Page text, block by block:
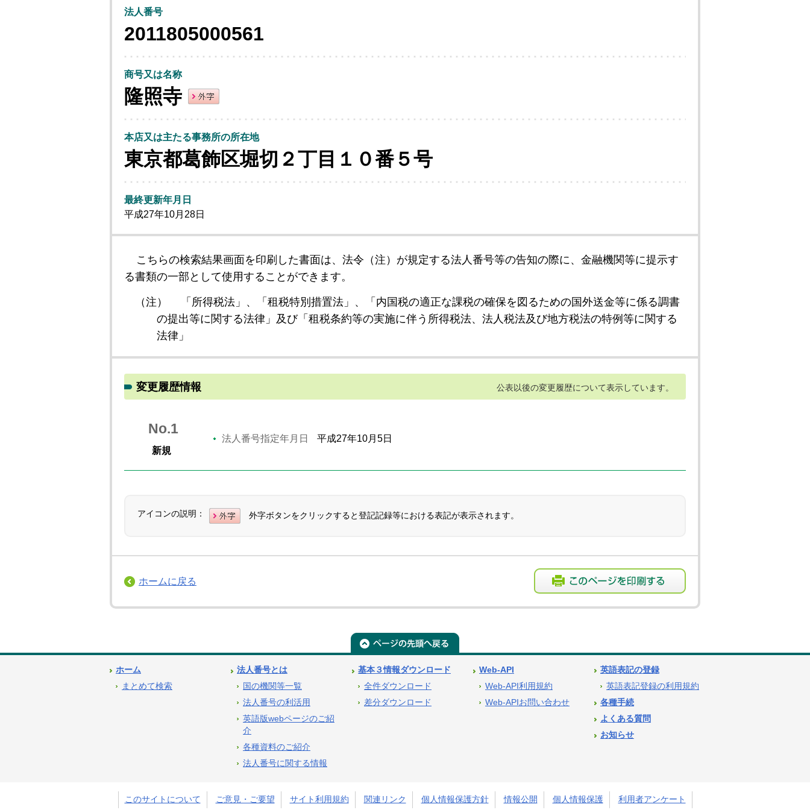
法人番号
2011805000561
商号又は名称
隆照寺
本店又は主たる事務所の所在地
東京都葛飾区堀切２丁目１０番５号
最終更新年月日
平成27年10月28日
こちらの検索結果画面を印刷した書面は、法令（注）が規定する法人番号等の告知の際に、金融機関等に提示す
る書類の一部として使用することができます。
（注）
「所得税法」、「租税特別措置法」、「内国税の適正な課税の確保を図るための国外送金等に係る調書
の提出等に関する法律」及び「租税条約等の実施に伴う所得税法、法人税法及び地方税法の特例等に関する
法律」
変更履歴情報 公表以後の変更履歴について表示しています。
No.1
新規
法人番号指定年月日 平成27年10月5日
アイコンの説明： 外字ボタンをクリックすると登記記録等における表記が表示されます。
ホームに戻る
ホーム
まとめて検索
法人番号とは
国の機関等一覧
法人番号の利活用
英語版webページのご紹
介
各種資料のご紹介
法人番号に関する情報
基本３情報ダウンロード
全件ダウンロード
差分ダウンロード
Web-API
Web-API利用規約
Web-APIお問い合わせ
英語表記の登録
英語表記登録の利用規約
各種手続
よくある質問
お知らせ
このサイトについて ご意見・ご要望 サイト利用規約 関連リンク 個人情報保護方針 情報公開 個人情報保護 利用者アンケート